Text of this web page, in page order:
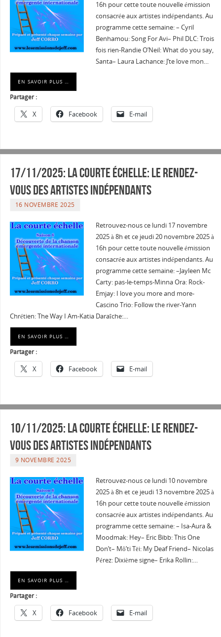
16h pour cette toute nouvelle émission
consacrée aux artistes indépendants. Au
programme cette semaine: – Cyril
Benhamou: Song For Avi– Phil DLC: Trois
fois rien-Randie O’Neil: What do you say,
Santa– Laura Lachance: J’te love mon…
EN SAVOIR PLUS …
Partager :
X Facebook E-mail
17/11/2025: La courte échelle: Le rendez-
vous des artistes indépendants
16 NOVEMBRE 2025
Retrouvez-nous ce lundi 17 novembre
2025 à 8h et ce jeudi 20 novembre 2025 à
16h pour cette toute nouvelle émission
consacrée aux artistes indépendants. Au
programme cette semaine: –Jayleen Mc
Carty: pas-le-temps-Minna Ora: Rock-
Emjay: I love you more and more-
Cascino Trio: Follow the river-Yann
Chrétien: The Way I Am-Katia Daraîche:…
EN SAVOIR PLUS …
Partager :
X Facebook E-mail
10/11/2025: La courte échelle: Le rendez-
vous des artistes indépendants
9 NOVEMBRE 2025
Retrouvez-nous ce lundi 10 novembre
2025 à 8h et ce jeudi 13 novembre 2025 à
16h pour cette toute nouvelle émission
consacrée aux artistes indépendants. Au
programme cette semaine: – Isa-Aura &
Moodmak: Hey– Eric Bibb: This One
Don’t– Mô’ti Tëi: My Deaf Friend– Nicolas
Pérez: Dixième signe– Erika Rollin:…
EN SAVOIR PLUS …
Partager :
X Facebook E-mail